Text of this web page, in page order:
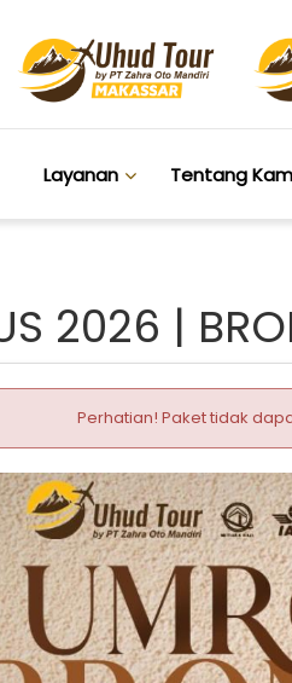
Layanan Tentang
2026 |
Perhatian! Paket tidak